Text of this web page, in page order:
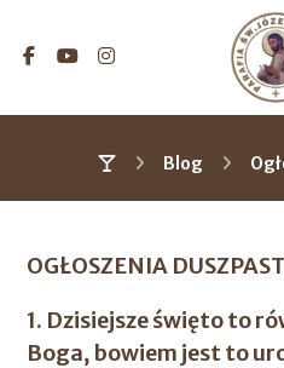
Blog
OGŁOSZENIA
1. Dzisiejsze święto to
Boga, bowiem jest to